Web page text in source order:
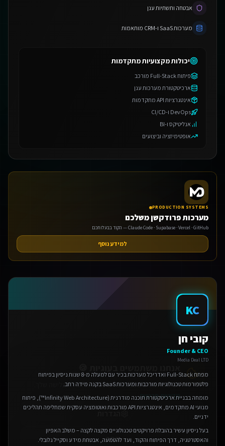
אבטחה ותשתיות ענן
מערכות SaaS ו-CRM מותאמות
יכולות מקצועיות מתקדמות
פיתוח Full-Stack מורכב
ארכיטקטורת מערכות ענן
אינטגרציות API מתקדמות
DevOps ו-CI/CD
אנליטיקס ו-BI
אופטימיזציה וביצועים
PRODUCTION SYSTEMS
מערכות פרודקשן משלכם
Claude Code · Supabase · Vercel · GitHub — הקוד בבעלותכם
למידע נוסף
KC
קובי חן
Founder & CEO
Media Deal LTD
מפתח Full-Stack ואדריכל מערכות בכיר עם למעלה מ-8 שנות ניסיון בפיתוח
פלטפורמות טכנולוגיות מורכבות ומערכות SaaS בקנה מידה רחב.
מומחה בבניית ארכיטקטורת תוכנה מודרנית (Infinity Web Architecture™), פיתוח
מנועי AI מתקדמים, אינטגרציות API מורכבות ואוטומציה עסקית שמחליפה תהליכים
ידניים.
בעל ניסיון עשיר בהובלת פרויקטים טכנולוגיים מקצה לקצה – משלב האפיון
והאסטרטגיה, דרך הפיתוח והקוד, ועד להטמעה, אבטחת מידע וסקייל גלובלי.
אנחנו משתמשים בעוגיות 🍪
אנו משתמשים בעוגיות כדי לשפר את חווית הגלישה שלך.
מדיניות פרטיות
דחה